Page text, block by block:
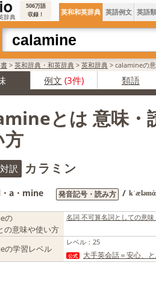
辞典
506万語
収録！
英和和英辞典 英語例文 英語
> 英和辞典・和英辞典 > 英和辞典 > calamineの
例文 (3件) 類語
とは 意味・
方
訳 カラミン
a・mine 発音記号・読み方 /
の
の意味や使い方
名詞 不可算名詞としての意
の学習レベル
レベル ： 25
公式 大手英会話＝安心、